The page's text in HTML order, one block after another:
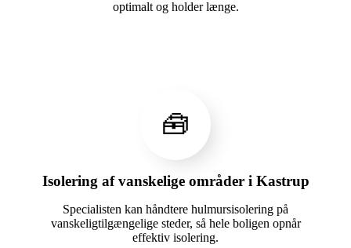
optimalt og holder længe.
🧰
Isolering af vanskelige områder i Kastrup
Specialisten kan håndtere hulmursisolering på
vanskeligtilgængelige steder, så hele boligen opnår
effektiv isolering.